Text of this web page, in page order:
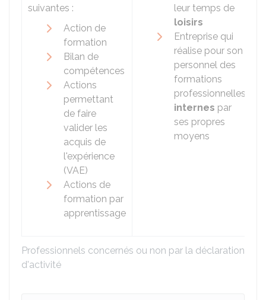
Professionnels concernés ou non par la déclaration
d'activité
suivantes :
Action de
formation
Bilan de
compétences
Actions
permettant
de faire
valider les
acquis de
l'expérience
(VAE)
Actions de
formation par
apprentissage
leur temps de
loisirs
Entreprise qui
réalise pour son
personnel des
formations
professionnelles
internes par
ses propres
moyens